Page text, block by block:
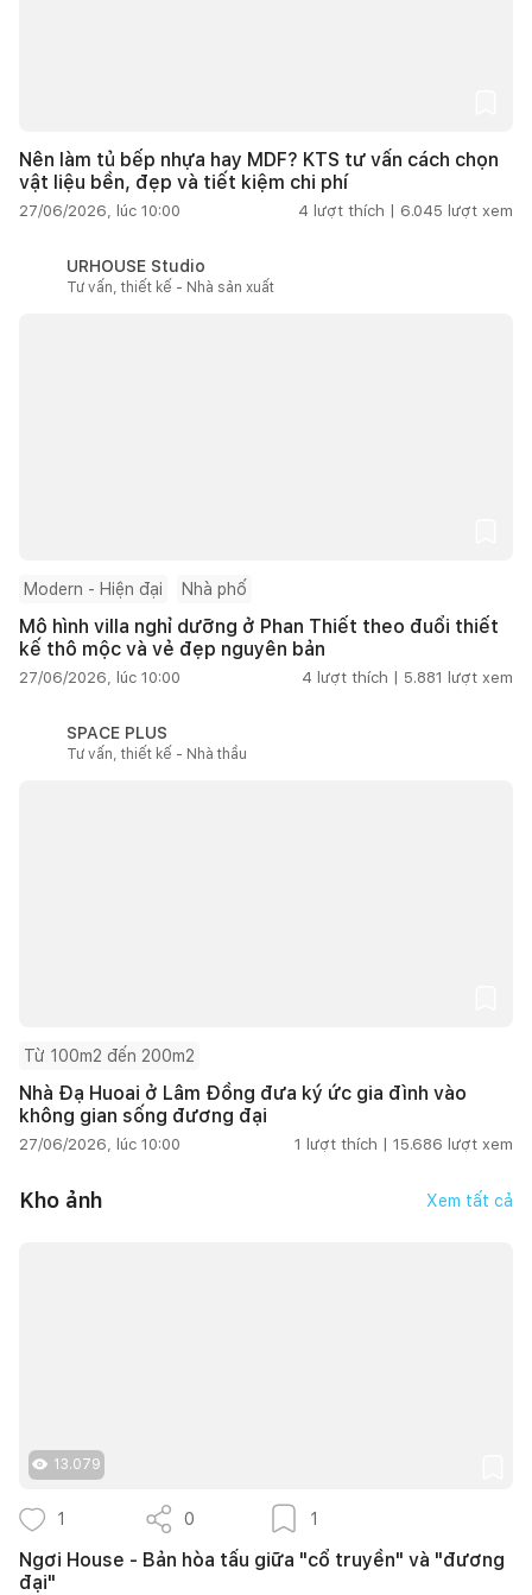
Nên làm tủ bếp nhựa hay MDF? KTS tư vấn cách chọn
vật liệu bền, đẹp và tiết kiệm chi phí
27/06/2026, lúc 10:00 4 lượt thích | 6.045 lượt xem
URHOUSE Studio
Tư vấn, thiết kế - Nhà sản xuất
Modern - Hiện đại Nhà phố
Mô hình villa nghỉ dưỡng ở Phan Thiết theo đuổi thiết
kế thô mộc và vẻ đẹp nguyên bản
27/06/2026, lúc 10:00 4 lượt thích | 5.881 lượt xem
SPACE PLUS
Tư vấn, thiết kế - Nhà thầu
Từ 100m2 đến 200m2
Nhà Đạ Huoai ở Lâm Đồng đưa ký ức gia đình vào
không gian sống đương đại
27/06/2026, lúc 10:00 1 lượt thích | 15.686 lượt xem
Kho ảnh Xem tất cả
13.079
1 0 1
Ngơi House - Bản hòa tấu giữa "cổ truyền" và "đương
đại"